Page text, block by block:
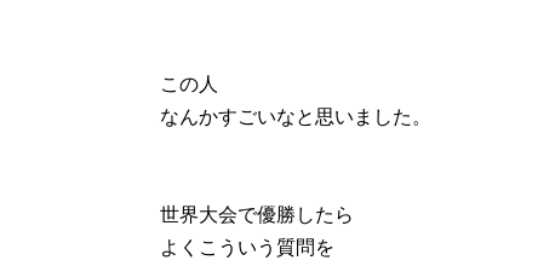
この人
なんかすごいなと思いました。
世界大会で優勝したら
よくこういう質問を